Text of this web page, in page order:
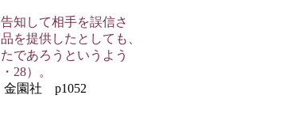
知して相手を誤信さ
を提供したとしても、
であろうというよう
28）。
園社 p1052